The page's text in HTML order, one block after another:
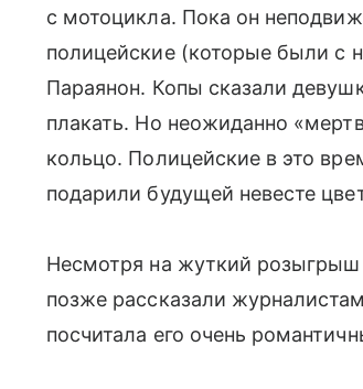
с мотоцикла. Пока он
полицейские (которые были с
Параянон. Копы сказали
плакать. Но неожиданно
кольцо. Полицейские в это
подарили будущей невесте
Несмотря на жуткий
позже рассказали
посчитала его очень